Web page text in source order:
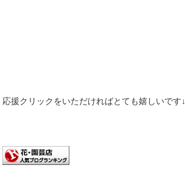
応援クリックをいただければとても嬉しいです↓